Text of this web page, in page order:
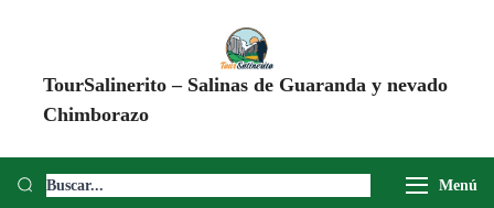
TourSalinerito – Salinas de Guaranda y nevado
Chimborazo
Chimborazo, Minas de Sal, Quesera El Salinerito, Chocolates El
Menú